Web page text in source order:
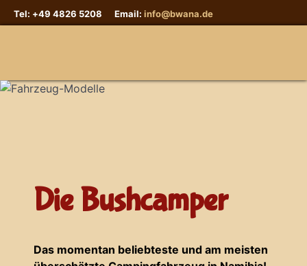
Tel: +49 4826 5208 Email: info@bwana.de
Sprache auswählen
Die Bushcamper
Das momentan beliebteste und am meisten